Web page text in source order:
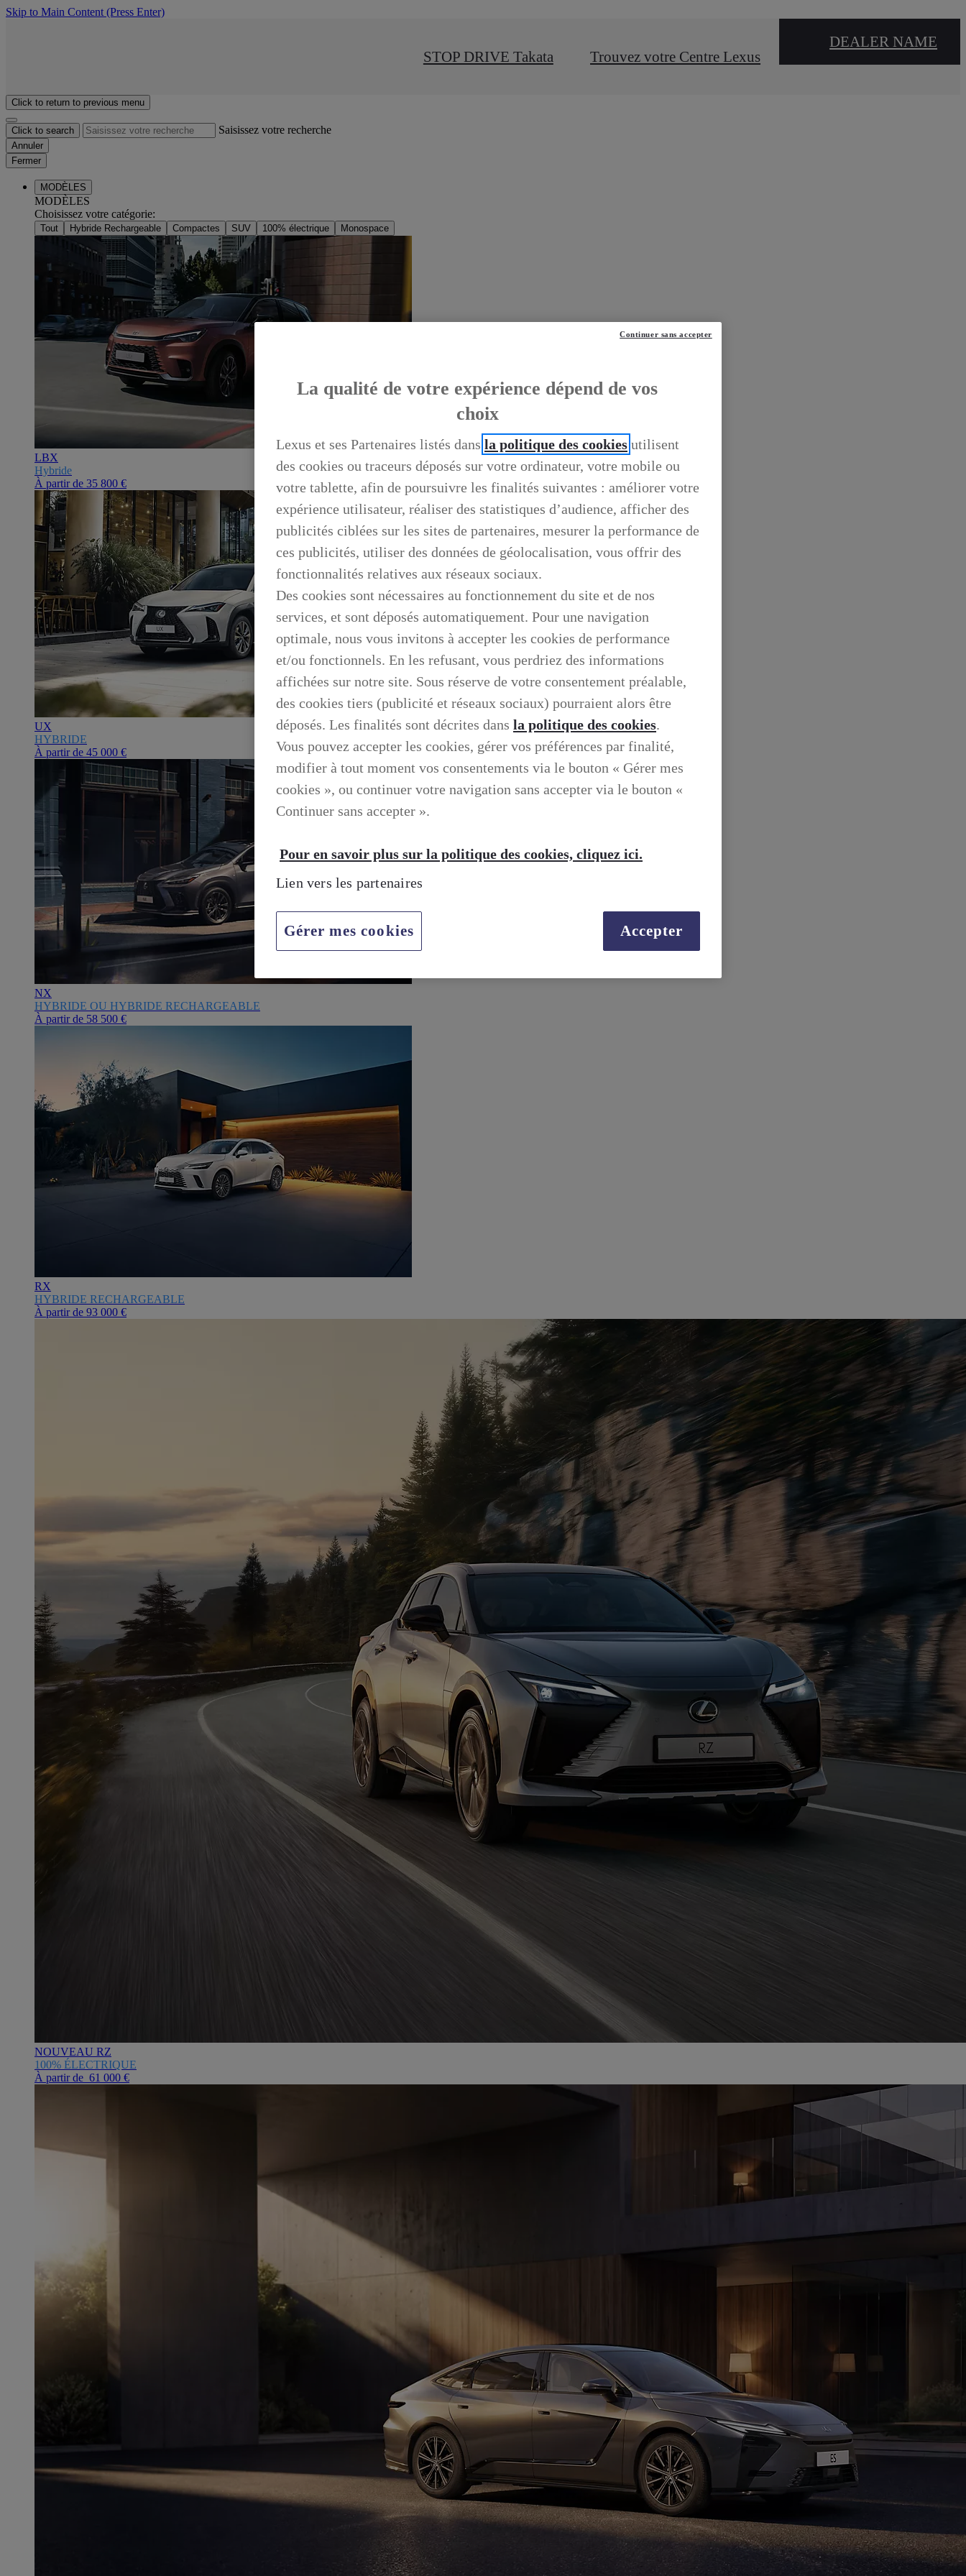
Skip to Main Content (Press Enter)
STOP DRIVE Takata Trouvez votre Centre Lexus
DEALER NAME
Click to return to previous menu
Click to search Saisissez votre recherche
Annuler
Fermer
MODÈLES
MODÈLES
Choisissez votre catégorie:
Tout Hybride Rechargeable Compactes SUV 100% électrique Monospace
LBX
Hybride
À partir de 35 800 €
UX
HYBRIDE
À partir de 45 000 €
NX
HYBRIDE OU HYBRIDE RECHARGEABLE
À partir de 58 500 €
RX
HYBRIDE RECHARGEABLE
À partir de 93 000 €
NOUVEAU RZ
100% ÉLECTRIQUE
À partir de 61 000 €
La qualité de votre expérience dépend de vos
choix
Lexus et ses Partenaires listés dans la politique des cookies utilisent
des cookies ou traceurs déposés sur votre ordinateur, votre mobile ou
votre tablette, afin de poursuivre les finalités suivantes : améliorer votre
expérience utilisateur, réaliser des statistiques d’audience, afficher des
publicités ciblées sur les sites de partenaires, mesurer la performance de
ces publicités, utiliser des données de géolocalisation, vous offrir des
fonctionnalités relatives aux réseaux sociaux.
Des cookies sont nécessaires au fonctionnement du site et de nos
services, et sont déposés automatiquement. Pour une navigation
optimale, nous vous invitons à accepter les cookies de performance
et/ou fonctionnels. En les refusant, vous perdriez des informations
affichées sur notre site. Sous réserve de votre consentement préalable,
des cookies tiers (publicité et réseaux sociaux) pourraient alors être
déposés. Les finalités sont décrites dans la politique des cookies.
Vous pouvez accepter les cookies, gérer vos préférences par finalité,
modifier à tout moment vos consentements via le bouton « Gérer mes
cookies », ou continuer votre navigation sans accepter via le bouton «
Continuer sans accepter ».
Pour en savoir plus sur la politique des cookies, cliquez ici.
Lien vers les partenaires
Gérer mes cookies
Continuer sans accepter
Accepter